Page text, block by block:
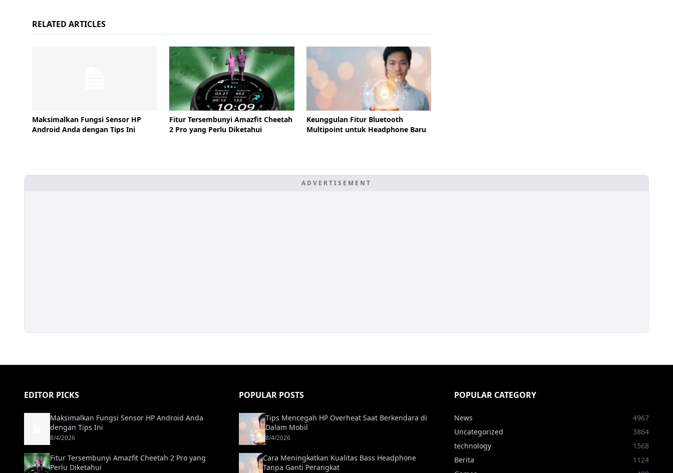
RELATED ARTICLES
Maksimalkan Fungsi Sensor HP
Android Anda dengan Tips Ini
Fitur Tersembunyi Amazfit Cheetah
2 Pro yang Perlu Diketahui
Keunggulan Fitur Bluetooth
Multipoint untuk Headphone Baru
ADVERTISEMENT
EDITOR PICKS
Maksimalkan Fungsi Sensor HP Android Anda
dengan Tips Ini
8/4/2026
Fitur Tersembunyi Amazfit Cheetah 2 Pro yang
Perlu Diketahui
POPULAR POSTS
Tips Mencegah HP Overheat Saat Berkendara di
Dalam Mobil
8/4/2026
Cara Meningkatkan Kualitas Bass Headphone
Tanpa Ganti Perangkat
POPULAR CATEGORY
News
4967
Uncategorized
3864
technology
1568
Berita
1124